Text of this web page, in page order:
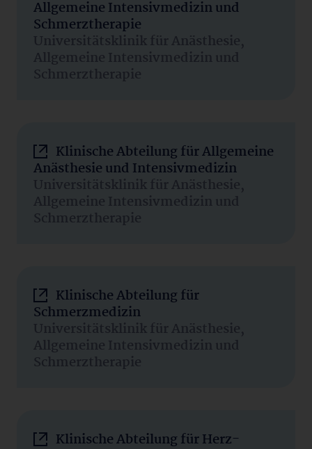
Allgemeine Intensivmedizin und
Schmerztherapie
Universitätsklinik für Anästhesie,
Allgemeine Intensivmedizin und
Schmerztherapie
Klinische Abteilung für Allgemeine
Anästhesie und Intensivmedizin
Universitätsklinik für Anästhesie,
Allgemeine Intensivmedizin und
Schmerztherapie
Klinische Abteilung für
Schmerzmedizin
Universitätsklinik für Anästhesie,
Allgemeine Intensivmedizin und
Schmerztherapie
Klinische Abteilung für Herz-